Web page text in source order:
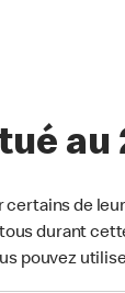
certains de
durant
pouvez